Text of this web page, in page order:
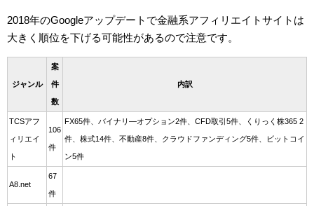
2018年のGoogleアップデートで金融系アフィリエイトサイトは
大きく順位を下げる可能性があるので注意です。
ジャンル
案
件
数
内訳
TCSアフ
ィリエイ
ト
106
件
FX65件、バイナリ―オプション2件、CFD取引5件、くりっく株365 2
件、株式14件、不動産8件、クラウドファンディング5件、ビットコイ
ン5件
A8.net
67
件